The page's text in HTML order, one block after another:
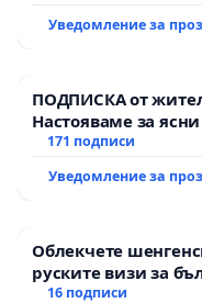
Уведомление за
ПОДПИСКА от
Настояваме за
АД и от
171 подписи
Уведомление за
Облекчете
руските визи за
16 подписи